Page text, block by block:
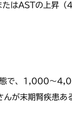
はASTの上昇（
態で、1,000〜
が末期腎疾患あ